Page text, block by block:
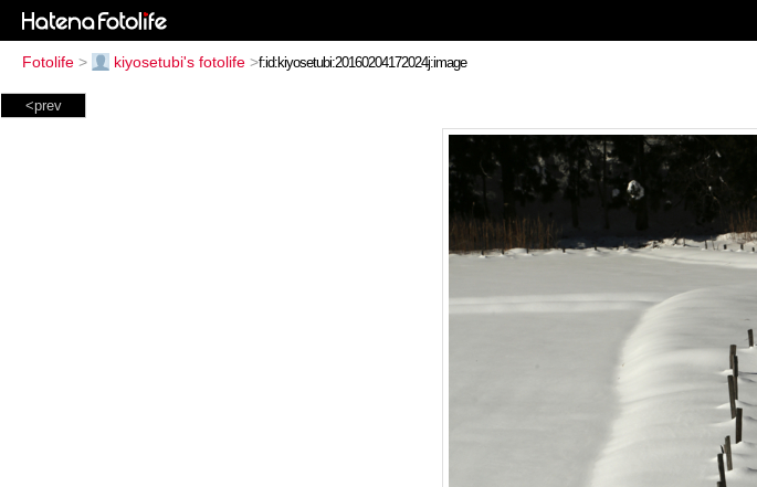
Fotolife > kiyosetubi's fotolife >
<prev